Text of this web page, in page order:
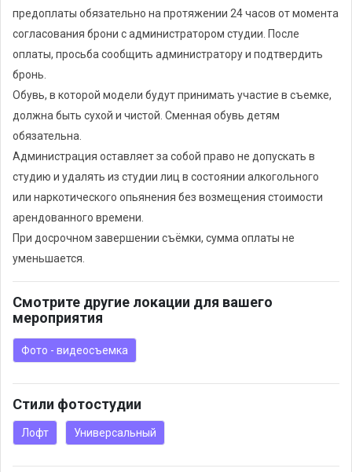
предоплаты обязательно на протяжении 24 часов от момента
согласования брони с администратором студии. После
оплаты, просьба сообщить администратору и подтвердить
бронь.
Обувь, в которой модели будут принимать участие в съемке,
должна быть сухой и чистой. Сменная обувь детям
обязательна.
Администрация оставляет за собой право не допускать в
студию и удалять из студии лиц в состоянии алкогольного
или наркотического опьянения без возмещения стоимости
арендованного времени.
При досрочном завершении съёмки, сумма оплаты не
уменьшается.
Смотрите другие локации для вашего
мероприятия
Фото - видеосъемка
Стили фотостудии
Лофт Универсальный